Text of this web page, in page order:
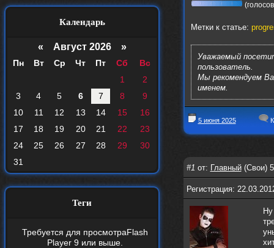
Календарь
« Август 2026 »
Пн Вт Ср Чт Пт Сб
Вс
1
2
3
4 5 6 7 8
9
10
11 12 13 14 15
16
17
18 19 20 21 22
23
24
25 26 27 28 29
30
31
Теги
Требуется для просмотраFlash
Player 9 или выше.
Метки к статье:
Уважаемый
пользователь.
Мы рекомендуем
именем.
5 июня 2025
#1 от: Главный(Свои)
Регистрация: